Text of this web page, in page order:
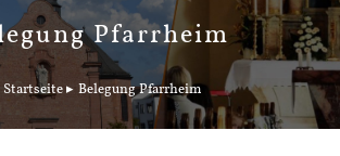
Pfarrheim
Startseite Belegung Pfarrheim